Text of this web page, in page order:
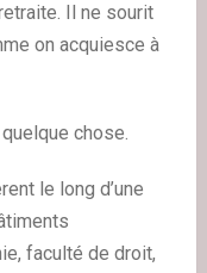
Il ne sourit
on acquiesce à
chose.
le long d’une
faculté de droit,